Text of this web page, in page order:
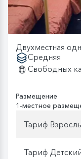
Двухместная
Средняя
Свободных
Размещение
1-местное
Тариф
Тариф